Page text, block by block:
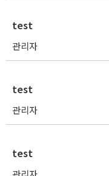
test
관리자
test
관리자
test